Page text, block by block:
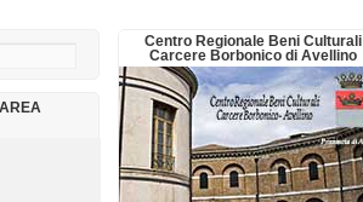
Centro Regionale Beni Culturali
Carcere Borbonico di Avellino